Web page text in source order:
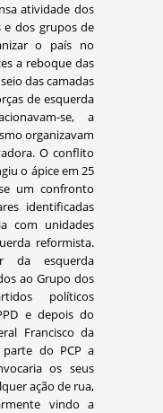
atividade dos
e dos grupos de
o país no
a reboque das
das camadas
de esquerda
se, a
organizavam
O conflito
o ápice em 25
um confronto
identificadas
com unidades
reformista.
da esquerda
ao Grupo dos
políticos
e depois do
Francisco da
do PCP a
os seus
ação de rua,
vindo a